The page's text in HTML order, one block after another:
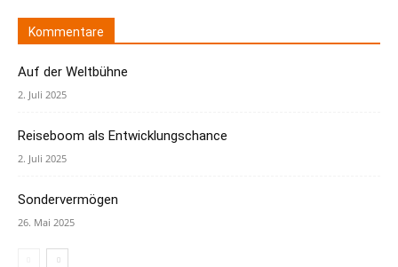
Kommentare
Auf der Weltbühne
2. Juli 2025
Reiseboom als Entwicklungschance
2. Juli 2025
Sondervermögen
26. Mai 2025